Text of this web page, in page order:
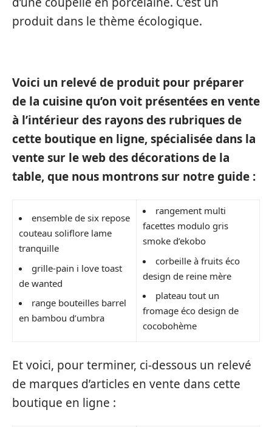
produit dans le thème écologique.
Voici un relevé de produit pour préparer
de la cuisine qu’on voit présentées en vente
à l’intérieur des rayons des rubriques de
cette boutique en ligne, spécialisée dans la
vente sur le web des décorations de la
table, que nous montrons sur notre guide :
ensemble de six repose
couteau soliflore lame
tranquille
grille-pain i love toast
de wanted
range bouteilles barrel
en bambou d’umbra
rangement multi
facettes modulo gris
smoke d’ekobo
corbeille à fruits éco
design de reine mère
plateau tout un
fromage éco design de
cocobohème
Et voici, pour terminer, ci-dessous un relevé
de marques d’articles en vente dans cette
boutique en ligne :